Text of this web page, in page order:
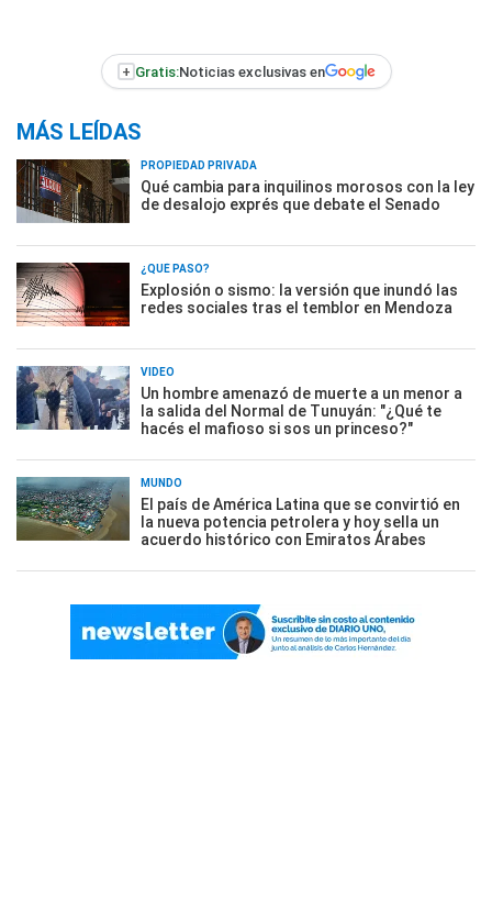
+ Gratis:Noticias exclusivas en
MÁS LEÍDAS
PROPIEDAD PRIVADA
Qué cambia para inquilinos morosos con la ley
de desalojo exprés que debate el Senado
¿QUÉ PASÓ?
Explosión o sismo: la versión que inundó las
redes sociales tras el temblor en Mendoza
VIDEO
Un hombre amenazó de muerte a un menor a
la salida del Normal de Tunuyán: "¿Qué te
hacés el mafioso si sos un princeso?"
MUNDO
El país de América Latina que se convirtió en
la nueva potencia petrolera y hoy sella un
acuerdo histórico con Emiratos Árabes